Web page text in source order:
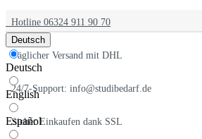
Hotline 06324 911 90 70
Täglicher Versand mit DHL
24/7-Support: info@studibedarf.de
Sicher Einkaufen dank SSL
Deutsch
Deutsch
English
Español